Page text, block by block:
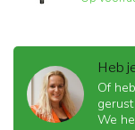
Heb
Of
We